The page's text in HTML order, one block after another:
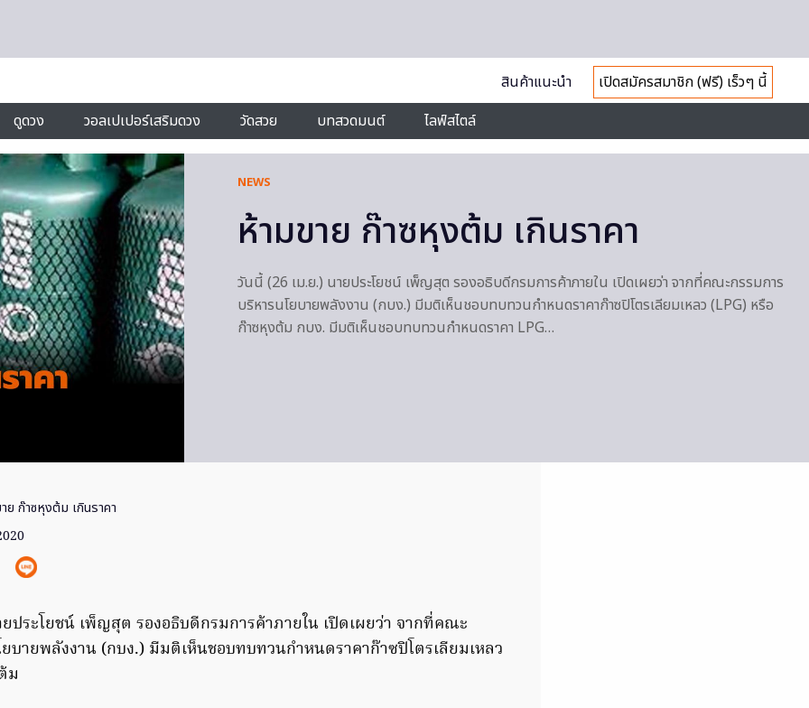
สินค้าแนะนำ
เปิดสมัครสมาชิก (ฟรี) เร็วๆ นี้
ดูดวง
วอลเปเปอร์เสริมดวง วัดสวย บทสวดมนต์ ไลฟ์สไตล์
NEWS
ห้ามขาย ก๊าซหุงต้ม เกินราคา
วันนี้ (26 เม.ย.) นายประโยชน์ เพ็ญสุต รองอธิบดีกรมการค้าภายใน เปิดเผยว่า จากที่คณะกรรมการ
บริหารนโยบายพลังงาน (กบง.) มีมติเห็นชอบทบทวนกำหนดราคาก๊าซปิโตรเลียมเหลว (LPG) หรือ
ก๊าซหุงต้ม กบง. มีมติเห็นชอบทบทวนกำหนดราคา LPG…
ย ก๊าซหุงต้ม เกินราคา
ประโยชน์ เพ็ญสุต รองอธิบดีกรมการค้าภายใน เปิดเผยว่า จากที่คณะ
บายพลังงาน (กบง.) มีมติเห็นชอบทบทวนกำหนดราคาก๊าซปิโตรเลียมเหลว
ม